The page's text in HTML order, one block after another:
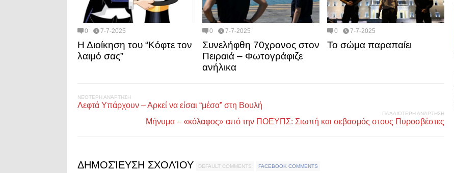
0 7-7-2025
Η Διοίκηση του “Κόφτε τον
λαιμό σας”
0 7-7-2025
Συνελήφθη 70χρονος στον
Πειραιά – Φωτογράφιζε
ανήλικα
0 7-7-2025
Το σώμα παραπαίει
ΝΕΌΤΕΡΗ ΑΝΆΡΤΗΣΗ
Λεφτά Υπάρχουν – Αρκεί να είσαι “μέσα” στη Βουλή
ΠΑΛΑΙΌΤΕΡΗ ΑΝΆΡΤΗΣΗ
Μήνυμα – «κόλαφος» από την ΠΟΕΥΠΣ: Σιωπή και σεβασμός στους Πυροσβέστες
ΔΗΜΟΣΊΕΥΣΗ ΣΧΟΛΊΟΥ DEFAULT COMMENTS FACEBOOK COMMENTS